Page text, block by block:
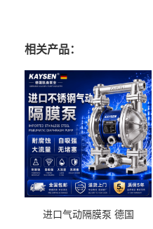
相关产品：
进口气动隔膜泵 德国